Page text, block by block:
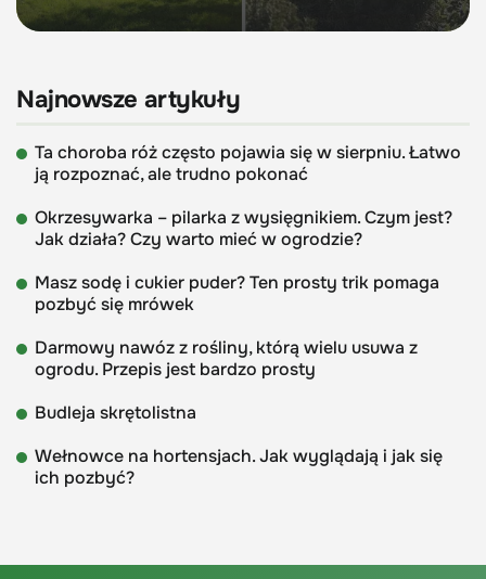
Najnowsze artykuły
Ta choroba róż często pojawia się w sierpniu. Łatwo
ją rozpoznać, ale trudno pokonać
Okrzesywarka – pilarka z wysięgnikiem. Czym jest?
Jak działa? Czy warto mieć w ogrodzie?
Masz sodę i cukier puder? Ten prosty trik pomaga
pozbyć się mrówek
Darmowy nawóz z rośliny, którą wielu usuwa z
ogrodu. Przepis jest bardzo prosty
Budleja skrętolistna
Wełnowce na hortensjach. Jak wyglądają i jak się
ich pozbyć?